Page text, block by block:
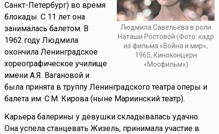
Людмила Савельева в роли
Наташи Ростовой (Фото: кадр
из фильма «Война и мир»,
1965, Киноконцерн
«Мосфильм»)
Санкт-Петербург) во время
блокады. С 11 лет она
занималась балетом. В
1962 году Людмила
окончила Ленинградское
хореографическое училище
имени А.Я. Вагановой и
была принята в труппу Ленинградского театра оперы и
балета им. С.М. Кирова (ныне Мариинский театр).
Карьера балерины у девушки складывалась удачно.
Она успела станцевать Жизель, принимала участие в